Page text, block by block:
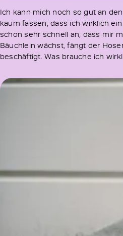
Ich kann mich noch so gut an
kaum fassen, dass ich wirklich
schon sehr schnell an, dass mir
Bäuchlein wächst, fängt der
beschäftigt. Was brauche ich